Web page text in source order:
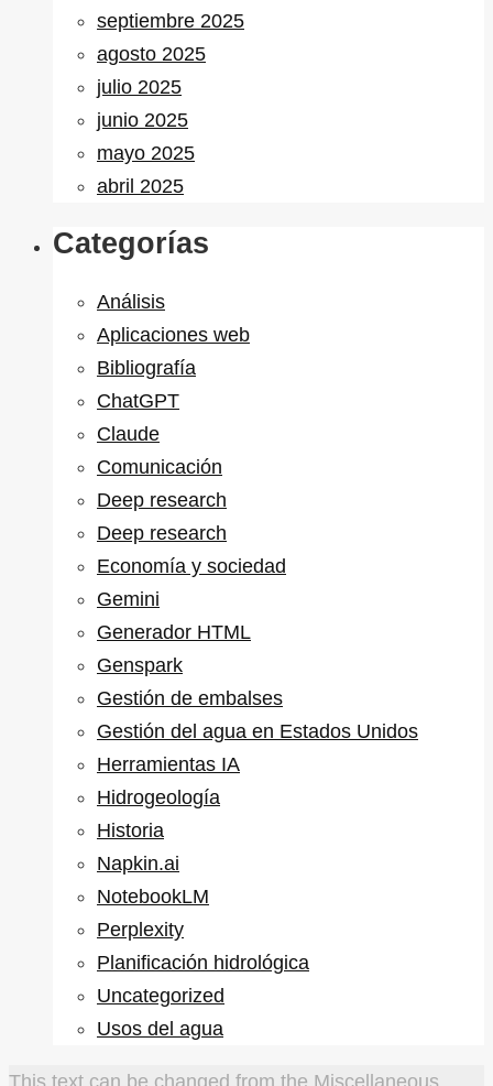
septiembre 2025
agosto 2025
julio 2025
junio 2025
mayo 2025
abril 2025
Categorías
Análisis
Aplicaciones web
Bibliografía
ChatGPT
Claude
Comunicación
Deep research
Deep research
Economía y sociedad
Gemini
Generador HTML
Genspark
Gestión de embalses
Gestión del agua en Estados Unidos
Herramientas IA
Hidrogeología
Historia
Napkin.ai
NotebookLM
Perplexity
Planificación hidrológica
Uncategorized
Usos del agua
This text can be changed from the Miscellaneous